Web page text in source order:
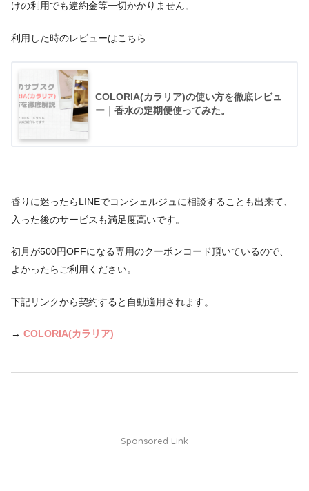
けの利用でも違約金等一切かかりません。
利用した時のレビューはこちら
COLORIA(カラリア)の使い方を徹底レビュ
ー｜香水の定期便使ってみた。
香りに迷ったらLINEでコンシェルジュに相談することも出来て、
入った後のサービスも満足度高いです。
初月が500円OFFになる専用のクーポンコード頂いているので、
よかったらご利用ください。
下記リンクから契約すると自動適用されます。
→ COLORIA(カラリア)
Sponsored Link